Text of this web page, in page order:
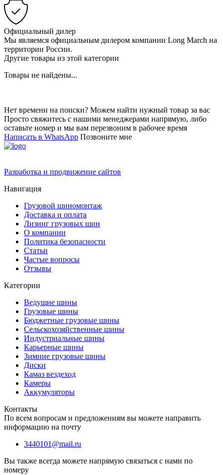
Официальный дилер
Мы являемся официальным дилером компании Long March на
территории России.
Другие товары из этой категории
Товары не найдены...
Нет времени на поиски? Можем найти нужный товар за вас
Просто свяжитесь с нашими менеджерами напрямую, либо
оставьте номер и мы вам перезвоним в рабочее время
Написать в WhatsApp Позвоните мне
Разработка и продвижение сайтов
Навигация
Грузовой шиномонтаж
Доставка и оплата
Лизинг грузовых шин
О компании
Политика безопасности
Статьи
Частые вопросы
Отзывы
Категории
Ведущие шины
Грузовые шины
Бюджетные грузовые шины
Сельскохозяйственные шины
Индустриальные шины
Карьерные шины
Зимние грузовые шины
Диски
Камаз вездеход
Камеры
Аккумуляторы
Контакты
По всем вопросам и предложениям вы можете направить
информацию на почту
3440101@mail.ru
Вы также всегда можете напрямую связаться с нами по
номеру